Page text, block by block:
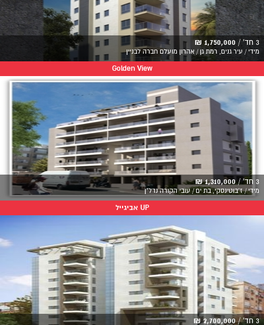
3 חד' / 1,750,000 ₪
מידי / עיר גנים, רמת גן / אהרון מועלם חברה לבניין
Golden View
3 חד' / 1,310,000 ₪
מידי / ז'בוטינסקי, בת ים / עובי הקורה נדל"ן
UP אביגייל
3 חד' / 2,700,000 ₪